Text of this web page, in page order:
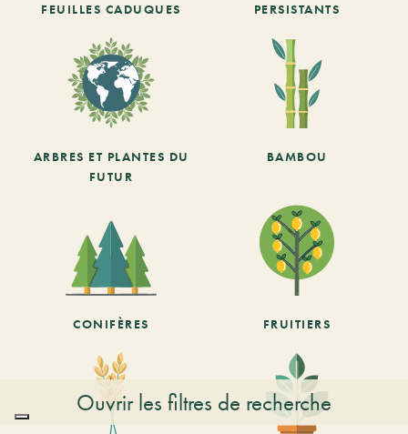
Ouvrir les filtres de recherche
FEUILLES CADUQUES
PERSISTANTS
ARBRES ET PLANTES DU
FUTUR
BAMBOU
CONIFÈRES FRUITIERS